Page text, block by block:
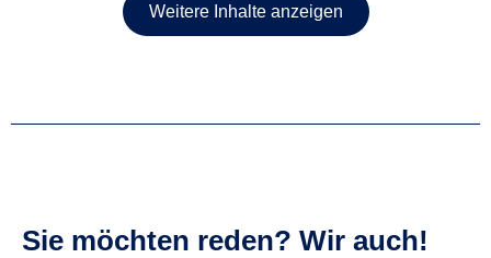
Weitere Inhalte anzeigen
Sie möchten reden? Wir auch!